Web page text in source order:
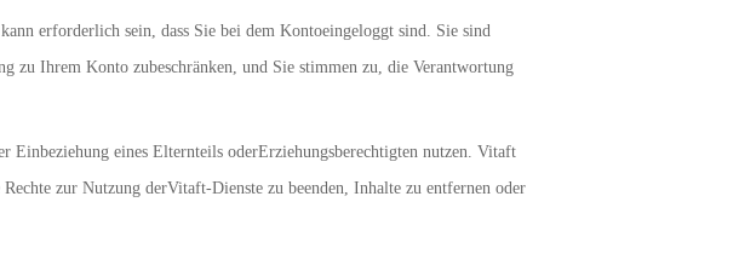
erforderlich sein, dass Sie bei dem Kontoeingeloggt sind. Sie sind
zu Ihrem Konto zubeschränken, und Sie stimmen zu, die Verantwortung
eines Elternteils oderErziehungsberechtigten nutzen. Vitaft
zur Nutzung derVitaft-Dienste zu beenden, Inhalte zu entfernen oder